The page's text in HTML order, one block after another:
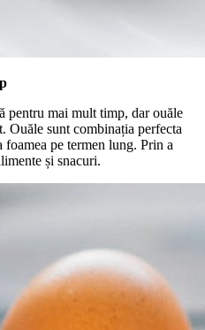
pentru mai mult timp, dar ouăle
Ouăle sunt combinația perfecta
pe termen lung. Prin a
și snacuri.